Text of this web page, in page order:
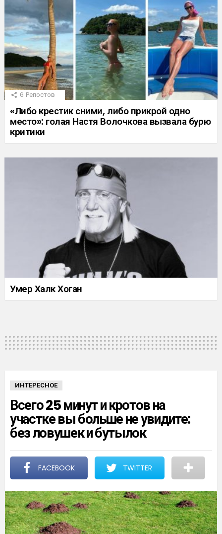
6 Репостов
«Либо крестик сними, либо прикрой одно
место»: голая Настя Волочкова вызвала бурю
критики
Умер Халк Хоган
ИНТЕРЕСНОЕ
Всего 25 минут и кротов на
участке вы больше не увидите:
без ловушек и бутылок
FACEBOOK TWITTER